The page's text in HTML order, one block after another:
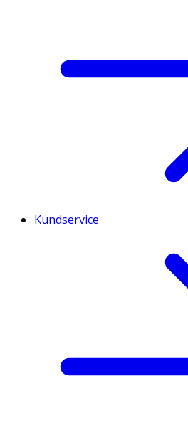
Kundservice